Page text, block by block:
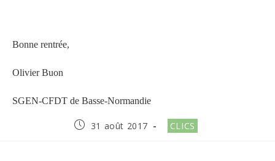
Bonne rentrée,
Olivier Buon
SGEN-CFDT de Basse-Normandie
Publication
31 août 2017
Post
category:
CLICS